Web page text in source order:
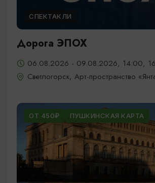
СПЕКТАКЛИ
Дорога ЭПОХ
06.08.2026 - 09.08.2026, 14:00,
Светлогорск, Арт-пространство
ОТ 450₽ ПУШКИНСКАЯ КАРТА